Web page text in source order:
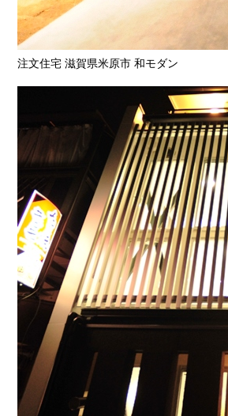
注文住宅 滋賀県米原市 和モダン